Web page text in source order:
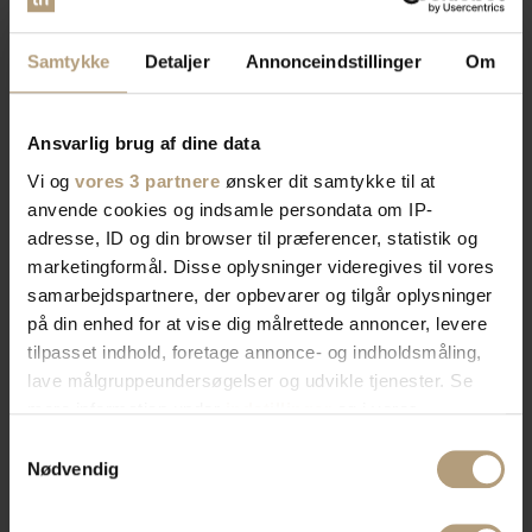
Samtykke Detaljer Annonceindstillinger Om
Ansvarlig brug af dine data
Vi og vores 3 partnere ønsker dit samtykke til at
anvende cookies og indsamle persondata om IP-
adresse, ID og din browser til præferencer, statistik og
marketingformål. Disse oplysninger videregives til vores
samarbejdspartnere, der opbevarer og tilgår oplysninger
på din enhed for at vise dig målrettede annoncer, levere
tilpasset indhold, foretage annonce- og indholdsmåling,
lave målgruppeundersøgelser og udvikle tjenester. Se
tilbage eller ændre indstillinger fra vores
"Cookiedeklaration", eller ved at trykke på "Privacy
Nødvendig